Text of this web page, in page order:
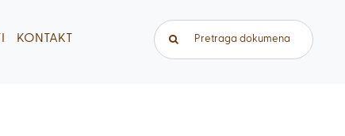
KONTAKT Traži...